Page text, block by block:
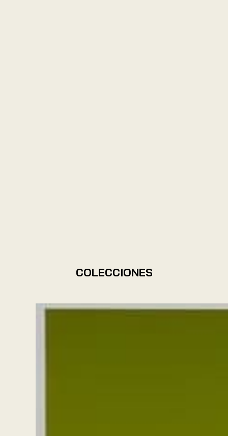
COLECCIONES